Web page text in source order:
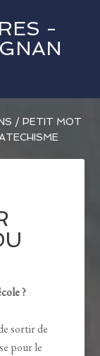
-
/ PETIT MOT
?
sortir de
pour le